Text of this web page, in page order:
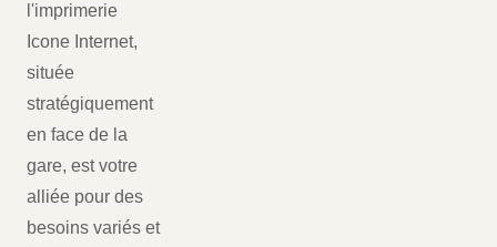
l'imprimerie
Icone Internet,
située
stratégiquement
en face de la
gare, est votre
alliée pour des
besoins variés et